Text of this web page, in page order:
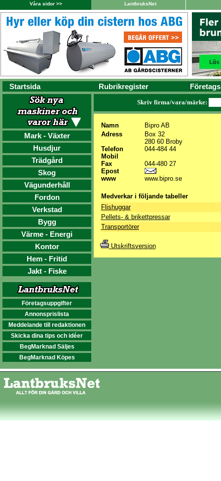
Våra sidor >> LantbruksNet
Startsida Rubrikregister
Mark - Växter
Husdjur
Trädgård
Skog
Vägunderhåll
Fordon
Verkstad
Bygg
Värme - Energi
Kontor
Hem - Fritid
Jakt - Fiske
Företagsuppgifter
Annonsprislista
Meddelande till redaktionen
Skicka dina tips och idéer
BegMarknad Säljes
BegMarknad Köpes
Skriv firma/vara/märke:
Namn
Bipro AB
Adress
Box 32
280 60 Broby
Telefon
044-484 44
Mobil
Fax
044-480 27
Epost
www
www.bipro.se
Medverkar i följande tabeller
Flishuggar
Pellets- & brikettpressar
Transportörer
Utskriftsversion